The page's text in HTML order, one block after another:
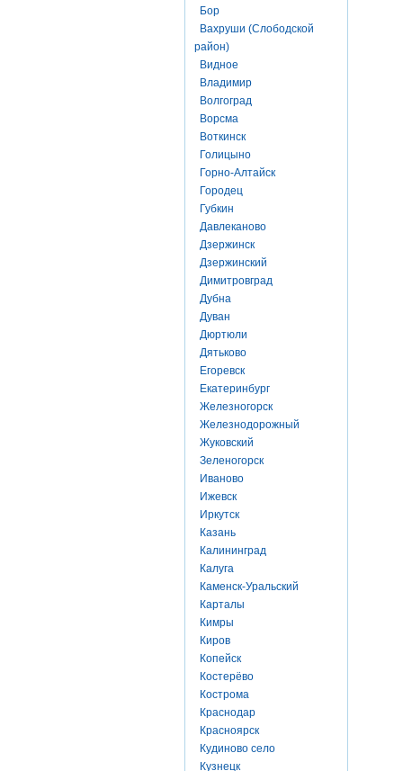
Бор
Вахруши (Слободской
район)
Видное
Владимир
Волгоград
Ворсма
Воткинск
Голицыно
Горно-Алтайск
Городец
Губкин
Давлеканово
Дзержинск
Дзержинский
Димитровград
Дубна
Дуван
Дюртюли
Дятьково
Егоревск
Екатеринбург
Железногорск
Железнодорожный
Жуковский
Зеленогорск
Иваново
Ижевск
Иркутск
Казань
Калининград
Калуга
Каменск-Уральский
Карталы
Кимры
Киров
Копейск
Костерёво
Кострома
Краснодар
Красноярск
Кудиново село
Кузнецк